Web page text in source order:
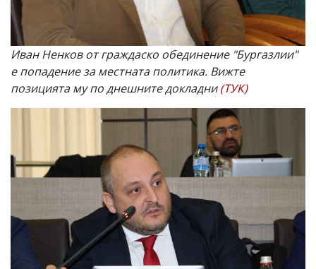
Иван Ненков от граждаско обединение "Бургазлии"
е попадение за местната политика. Вижте
позицията му по днешните докладни(ТУК)